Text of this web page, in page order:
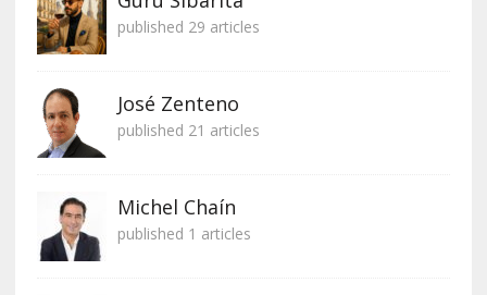
published 29 articles
José Zenteno
published 21 articles
Michel Chaín
published 1 articles